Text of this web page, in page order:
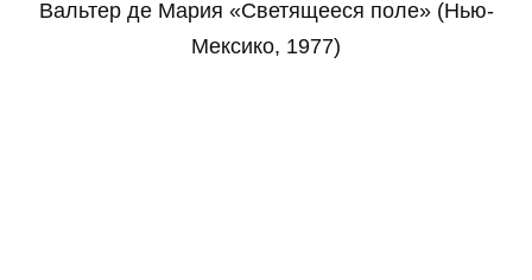
Вальтер де Мария «Светящееся поле» (Нью-
Мексико, 1977)